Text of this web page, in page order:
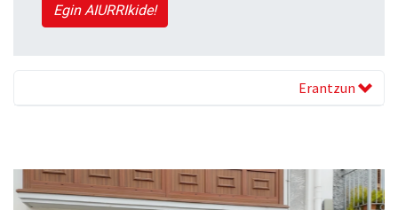
Egin AIURRIkide!
Erantzun